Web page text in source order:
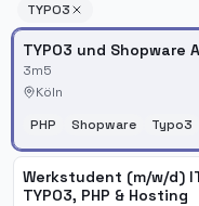
TYPO3
TYPO3 und Shopware
3m5
Köln
PHP
Shopware Typo3
Werkstudent (m/w/d)
TYPO3, PHP & Hosting